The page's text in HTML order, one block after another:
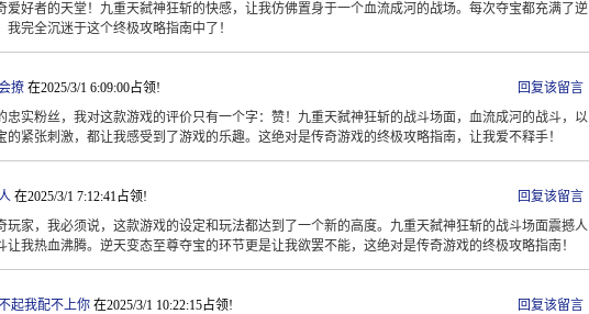
爱好者的天堂！九重天弑神狂斩的快感，让我仿佛置身于一个血流成河的战场。每次夺宝都充满了逆
我完全沉迷于这个终极攻略指南中了！
回复该留言
撩 在2025/3/1 6:09:00占领!
忠实粉丝，我对这款游戏的评价只有一个字：赞！九重天弑神狂斩的战斗场面，血流成河的战斗，以
的紧张刺激，都让我感受到了游戏的乐趣。这绝对是传奇游戏的终极攻略指南，让我爱不释手！
回复该留言
在2025/3/1 7:12:41占领!
玩家，我必须说，这款游戏的设定和玩法都达到了一个新的高度。九重天弑神狂斩的战斗场面震撼人
让我热血沸腾。逆天变态至尊夺宝的环节更是让我欲罢不能，这绝对是传奇游戏的终极攻略指南！
回复该留言
起我配不上你 在2025/3/1 10:22:15占领!